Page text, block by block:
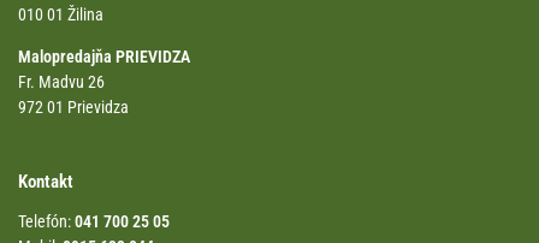
010 01 Žilina
Malopredajňa PRIEVIDZA
Fr. Madvu 26
972 01 Prievidza
Kontakt
Telefón:041 700 25 05